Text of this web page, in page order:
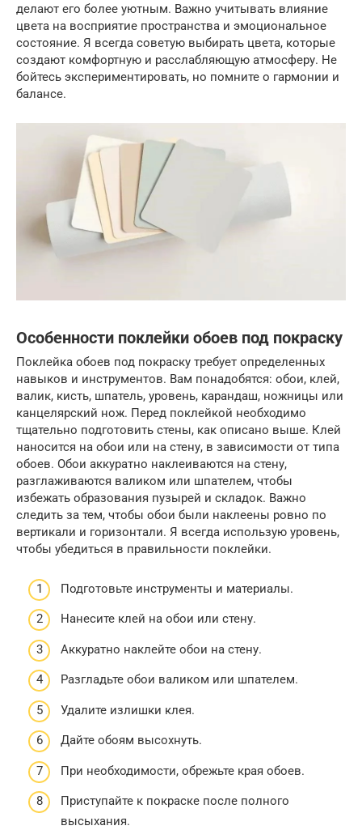
делают его более уютным. Важно учитывать влияние
цвета на восприятие пространства и эмоциональное
состояние. Я всегда советую выбирать цвета, которые
создают комфортную и расслабляющую атмосферу. Не
бойтесь экспериментировать, но помните о гармонии и
балансе.
Особенности поклейки обоев под покраску
Поклейка обоев под покраску требует определенных
навыков и инструментов. Вам понадобятся: обои, клей,
валик, кисть, шпатель, уровень, карандаш, ножницы или
канцелярский нож. Перед поклейкой необходимо
тщательно подготовить стены, как описано выше. Клей
наносится на обои или на стену, в зависимости от типа
обоев. Обои аккуратно наклеиваются на стену,
разглаживаются валиком или шпателем, чтобы
избежать образования пузырей и складок. Важно
следить за тем, чтобы обои были наклеены ровно по
вертикали и горизонтали. Я всегда использую уровень,
чтобы убедиться в правильности поклейки.
Подготовьте инструменты и материалы.
Нанесите клей на обои или стену.
Аккуратно наклейте обои на стену.
Разгладьте обои валиком или шпателем.
Удалите излишки клея.
Дайте обоям высохнуть.
При необходимости, обрежьте края обоев.
Приступайте к покраске после полного
высыхания.